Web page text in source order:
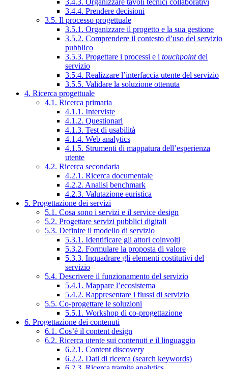
3.4.3. Organizzare tavoli tecnici collaborativi
3.4.4. Prendere decisioni
3.5. Il processo progettuale
3.5.1. Organizzare il progetto e la sua gestione
3.5.2. Comprendere il contesto d’uso del servizio
pubblico
3.5.3. Progettare i processi e i touchpointdel
servizio
3.5.4. Realizzare l’interfaccia utente del servizio
3.5.5. Validare la soluzione ottenuta
4. Ricerca progettuale
4.1. Ricerca primaria
4.1.1. Interviste
4.1.2. Questionari
4.1.3. Test di usabilità
4.1.4. Web analytics
4.1.5. Strumenti di mappatura dell’esperienza
utente
4.2. Ricerca secondaria
4.2.1. Ricerca documentale
4.2.2. Analisi benchmark
4.2.3. Valutazione euristica
5. Progettazione dei servizi
5.1. Cosa sono i servizi e il service design
5.2. Progettare servizi pubblici digitali
5.3. Definire il modello di servizio
5.3.1. Identificare gli attori coinvolti
5.3.2. Formulare la proposta di valore
5.3.3. Inquadrare gli elementi costitutivi del
servizio
5.4. Descrivere il funzionamento del servizio
5.4.1. Mappare l’ecosistema
5.4.2. Rappresentare i flussi di servizio
5.5. Co-progettare le soluzioni
5.5.1. Workshop di co-progettazione
6. Progettazione dei contenuti
6.1. Cos’è il content design
6.2. Ricerca utente sui contenuti e il linguaggio
6.2.1. Content discovery
6.2.2. Dati di ricerca (search keywords)